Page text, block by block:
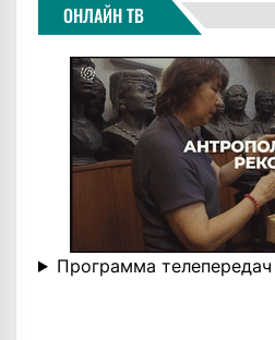
ОНЛАЙН ТВ
Программа телепередач